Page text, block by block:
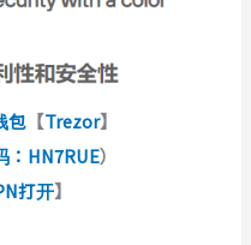
包 【Trezor】
：HN7RUE）
打开】